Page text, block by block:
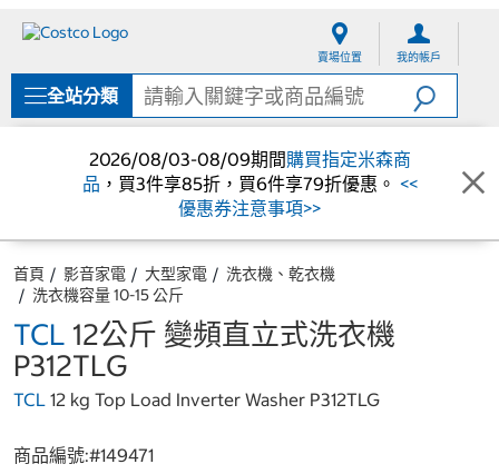
單
賣場位置 我的帳戶
全站分類
2026/08/03-08/09期間購買指定米森商
品 ，買3件享85折，買6件享79折優惠。 <<
優惠券注意事項>>
首頁 影音家電 大型家電
洗衣機、乾衣機
洗衣機容量 10-15 公斤
TCL 12公斤 變頻直立式洗衣機
P312TLG
TCL 12 kg Top Load Inverter Washer P312TLG
商品編號:#149471